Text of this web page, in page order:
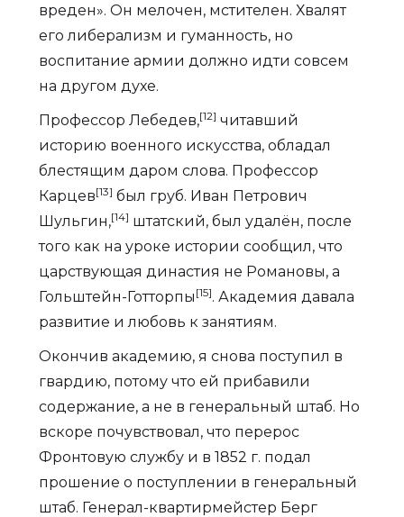
вреден». Он мелочен, мстителен. Хвалят
его либерализм и гуманность, но
воспитание армии должно идти совсем
на другом духе.
Профессор Лебедев,[12] читавший
историю военного искусства, обладал
блестящим даром слова. Профессор
Карцев[13] был груб. Иван Петрович
Шульгин,[14] штатский, был удалён, после
того как на уроке истории сообщил, что
царствующая династия не Романовы, а
Гольштейн-Готторпы [15]. Академия давала
развитие и любовь к занятиям.
Окончив академию, я снова поступил в
гвардию, потому что ей прибавили
содержание, а не в генеральный штаб. Но
вскоре почувствовал, что перерос
Фронтовую службу и в 1852 г. подал
прошение о поступлении в генеральный
штаб. Генерал-квартирмейстер Берг